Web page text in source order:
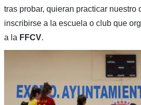
tras probar, quieran practicar nuestro
inscribirse a la escuela o club que
a la FFCV.